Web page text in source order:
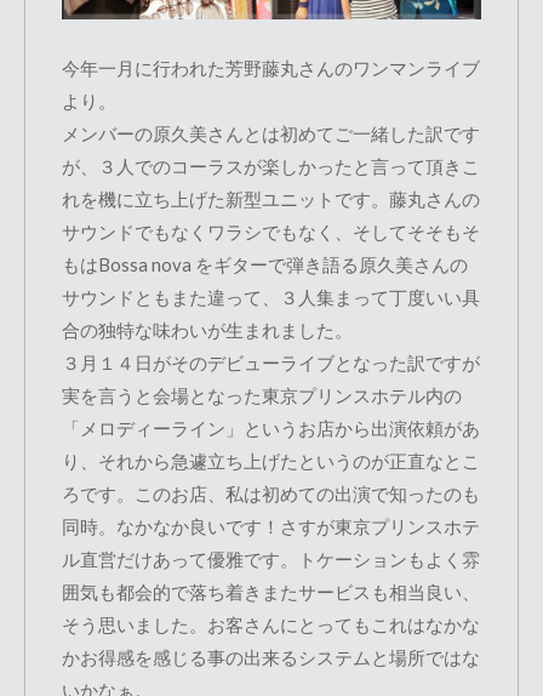
今年一月に行われた芳野藤丸さんのワンマンライブ
より。
メンバーの原久美さんとは初めてご一緒した訳です
が、３人でのコーラスが楽しかったと言って頂きこ
れを機に立ち上げた新型ユニットです。藤丸さんの
サウンドでもなくワラシでもなく、そしてそそもそ
もはBossa nova をギターで弾き語る原久美さんの
サウンドともまた違って、３人集まって丁度いい具
合の独特な味わいが生まれました。
３月１４日がそのデビューライブとなった訳ですが
実を言うと会場となった東京プリンスホテル内の
「メロディーライン」というお店から出演依頼があ
り、それから急遽立ち上げたというのが正直なとこ
ろです。このお店、私は初めての出演で知ったのも
同時。なかなか良いです！さすが東京プリンスホテ
ル直営だけあって優雅です。トケーションもよく雰
囲気も都会的で落ち着きまたサービスも相当良い、
そう思いました。お客さんにとってもこれはなかな
かお得感を感じる事の出来るシステムと場所ではな
いかなぁ。